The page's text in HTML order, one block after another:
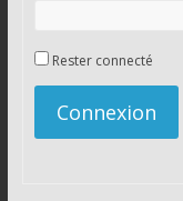
Rester connecté
Connexion